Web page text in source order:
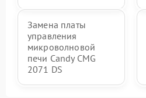
Замена платы
управления
микроволновой
печи Candy CMG
2071 DS